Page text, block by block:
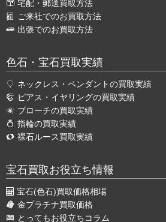
宅配・郵送買取方法
ご来社でのお買取方法
出張でのお買取方法
色石・宝石買取実績
ネックレス・ペンダントの買取実績
ピアス・イヤリングの買取実績
ブローチの買取実績
指輪の買取実績
裸石ルース買取実績
宝石買取お役立ち情報
宝石(色石)買取価格相場
金プラチナ買取価格
とってもお役立ちコラム